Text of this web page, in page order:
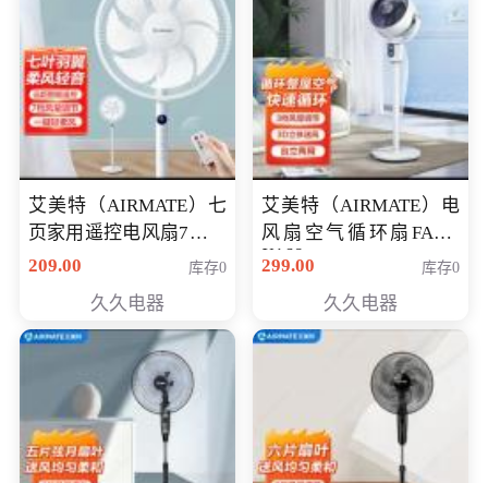
艾美特（AIRMATE）七
页家用遥控电风扇7档风
量空气循环摇头立式落
定时落地式风扇CS35-
R20
209.00 库存0
久久电器
艾美特（AIRMATE）电
风扇空气循环扇FA18-
X168
299.00 库存0
久久电器